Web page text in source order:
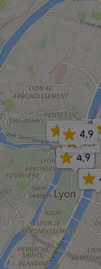
4,4
4,9
5,0
4,9